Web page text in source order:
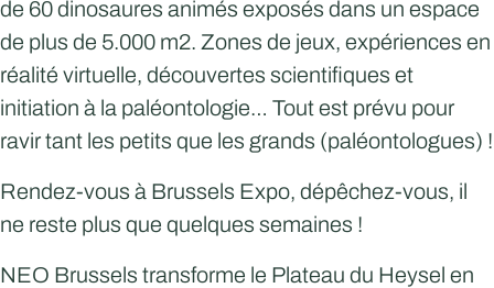
de 60 dinosaures animés exposés dans un espace
de plus de 5.000 m2. Zones de jeux, expériences en
réalité virtuelle, découvertes scientifiques et
initiation à la paléontologie… Tout est prévu pour
ravir tant les petits que les grands (paléontologues) !
Rendez-vous à Brussels Expo, dépêchez-vous, il
ne reste plus que quelques semaines !
NEO Brussels transforme le Plateau du Heysel en